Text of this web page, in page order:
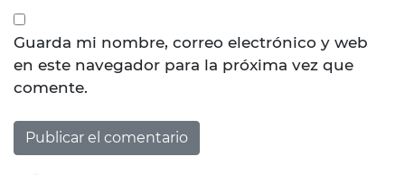
Guarda mi nombre, correo electrónico y web
en este navegador para la próxima vez que
comente.